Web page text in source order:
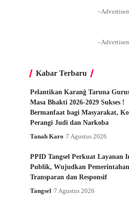
-
-
Kabar Terbaru
Pelantikan Karanĝ Taruna
Masa Bhakti 2026-2029 Sukses !
Bermanfaat bagi Masyarakat,
Perangi Judi dan Narkoba
Tanah Karo 7 Agustus 2026
PPID Tangsel Perkuat Layanan
Publik, Wujudkan
Transparan dan Responsif
Tangsel 7 Agustus 2026